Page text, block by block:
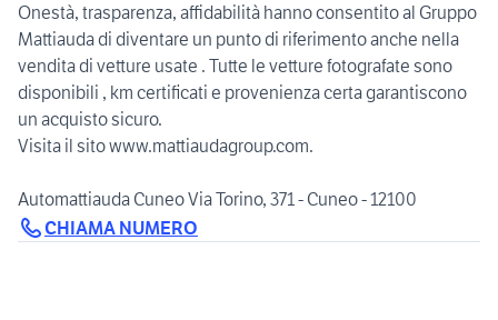
Onestà, trasparenza, affidabilità hanno consentito al Gruppo
Mattiauda di diventare un punto di riferimento anche nella
vendita di vetture usate . Tutte le vetture fotografate sono
disponibili , km certificati e provenienza certa garantiscono
un acquisto sicuro.
Visita il sito www.mattiaudagroup.com.
Automattiauda Cuneo Via Torino, 371 - Cuneo - 12100
CHIAMA NUMERO